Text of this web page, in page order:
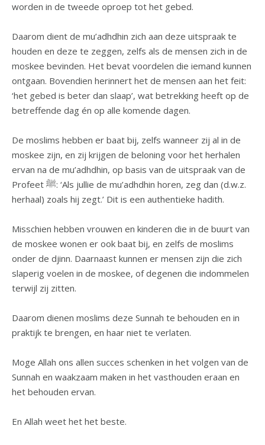
worden in de tweede oproep tot het gebed.
Daarom dient de mu’adhdhin zich aan deze uitspraak te
houden en deze te zeggen, zelfs als de mensen zich in de
moskee bevinden. Het bevat voordelen die iemand kunnen
ontgaan. Bovendien herinnert het de mensen aan het feit:
‘het gebed is beter dan slaap’, wat betrekking heeft op de
betreffende dag én op alle komende dagen.
De moslims hebben er baat bij, zelfs wanneer zij al in de
moskee zijn, en zij krijgen de beloning voor het herhalen
ervan na de mu’adhdhin, op basis van de uitspraak van de
Profeet ﷺ: ‘Als jullie de mu’adhdhin horen, zeg dan (d.w.z.
herhaal) zoals hij zegt.’ Dit is een authentieke hadith.
Misschien hebben vrouwen en kinderen die in de buurt van
de moskee wonen er ook baat bij, en zelfs de moslims
onder de djinn. Daarnaast kunnen er mensen zijn die zich
slaperig voelen in de moskee, of degenen die indommelen
terwijl zij zitten.
Daarom dienen moslims deze Sunnah te behouden en in
praktijk te brengen, en haar niet te verlaten.
Moge Allah ons allen succes schenken in het volgen van de
Sunnah en waakzaam maken in het vasthouden eraan en
het behouden ervan.
En Allah weet het het beste.